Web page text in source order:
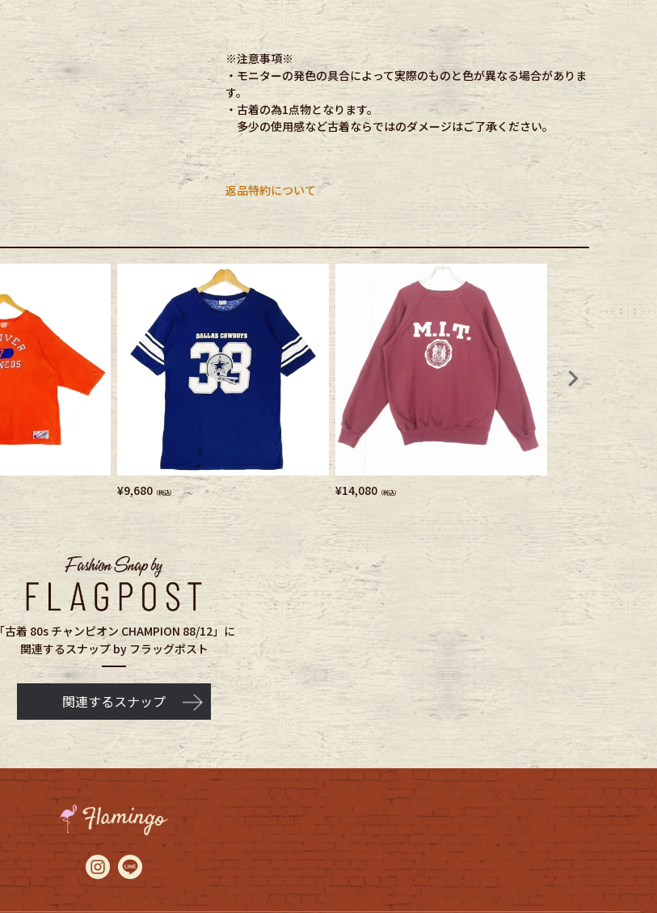
※注意事項※
・モニターの発色の具合によって実際のものと色が異なる場合がありま
す。
・古着の為1点物となります。
多少の使用感など古着ならではのダメージはご了承ください。
返品特約について
¥9,680 （税込） ¥14,080 （税込） 30,580
「古着 80s チャンピオン CHAMPION 88/12」に
関連するスナップ by フラッグポスト
関連するスナップ